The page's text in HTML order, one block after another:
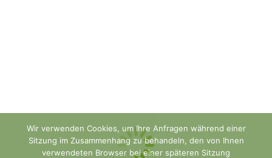
Du kannst bei uns auch sicher und einfach
per PayPal bezahlen. Am Ende des
Bestellvorgangs wirst du direkt zu PayPal
Wir verwenden Cookies, um Ihre Anfragen während einer
Sitzung im Zusammenhang zu behandeln, den von Ihnen
verwendeten Browser bei einer späteren Sitzung